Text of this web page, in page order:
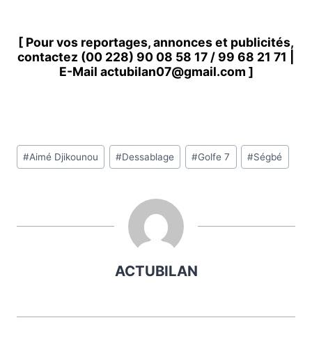
[ Pour vos reportages, annonces et publicités,
contactez (00 228) 90 08 58 17 / 99 68 21 71
E-Mail actubilan07@gmail.com ]
Étiquettes
de
#Aimé Djikounou #Dessablage #Golfe 7 #Ségbé
ACTUBILAN